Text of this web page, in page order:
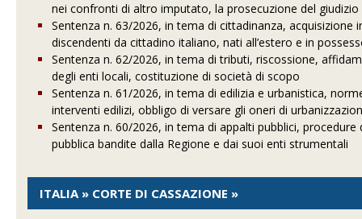
nei confronti di altro imputato, la prosecuzione del
Sentenza n. 63/2026, in tema di cittadinanza,
discendenti da cittadino italiano, nati all’estero e in
Sentenza n. 62/2026, in tema di tributi, riscossione,
degli enti locali, costituzione di società di scopo
Sentenza n. 61/2026, in tema di edilizia e urbanistica,
interventi edilizi, obbligo di versare gli oneri di
Sentenza n. 60/2026, in tema di appalti pubblici,
pubblica bandite dalla Regione e dai suoi enti strumentali
ITALIA » CORTE DI CASSAZIONE »